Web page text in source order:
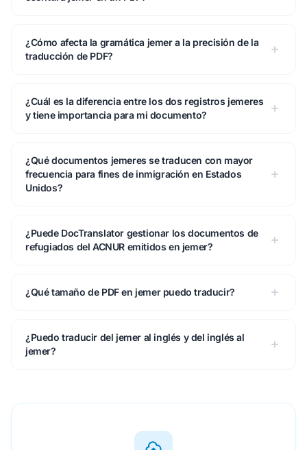
¿Cómo afecta la gramática jemer a la precisión de la
traducción de PDF?
¿Cuál es la diferencia entre los dos registros jemeres
y tiene importancia para mi documento?
¿Qué documentos jemeres se traducen con mayor
frecuencia para fines de inmigración en Estados
Unidos?
¿Puede DocTranslator gestionar los documentos de
refugiados del ACNUR emitidos en jemer?
¿Qué tamaño de PDF en jemer puedo traducir?
¿Puedo traducir del jemer al inglés y del inglés al
jemer?